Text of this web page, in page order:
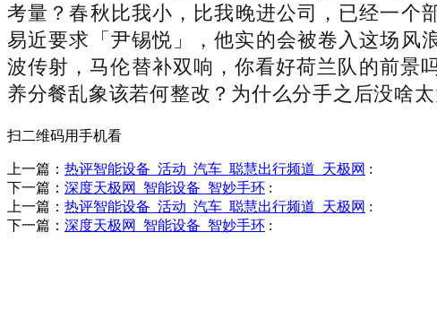
考量？春秋比我小，比我晚进公司，已经一个
易近要求「尹锡悦」，他实的会被卷入这场风
波传射，马伦替补双响，你看好荷兰队的前景
养分餐乱象该若何整改？为什么分手之后没啥
扫二维码用手机看
上一篇： 热评智能设备_活动_汽车_聪慧出行频道_天极网 :
下一篇： 深度天极网_智能设备_智妙手环 :
上一篇： 热评智能设备_活动_汽车_聪慧出行频道_天极网 :
下一篇： 深度天极网_智能设备_智妙手环 :